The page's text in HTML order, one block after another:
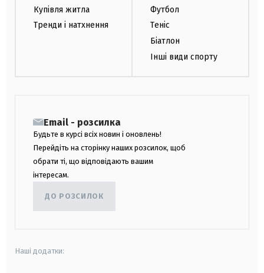
Купівля житла
Тренди і натхнення
Футбол
Теніс
Біатлон
Інші види спорту
Email - розсилка
Будьте в курсі всіх новин і оновлень!
Перейдіть на сторінку наших розсилок, щоб
обрати ті, що відповідають вашим
інтересам.
ДО РОЗСИЛОК
Наші додатки: